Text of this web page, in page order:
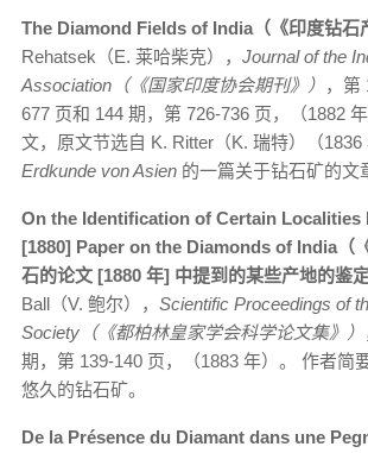
The Diamond Fields of India（《印度钻石
Rehatsek（E. 莱哈柴克）， Journal of the
Association（《国家印度协会期刊》） ，第
677 页和 144 期，第 726-736 页，（1882
文，原文节选自 K. Ritter（K. 瑞特）（1836
Erdkunde von Asien 的一篇关于钻石矿的文
On the Identification of Certain Localities
[1880] Paper on the Diamonds of India（
石的论文 [1880 年] 中提到的某些产地的鉴定
Ball（V. 鲍尔）， Scientific Proceedings of
Society（《都柏林皇家学会科学论文集》）
期，第 139-140 页，（1883 年）。 作者简
悠久的钻石矿。
De la Présence du Diamant dans une